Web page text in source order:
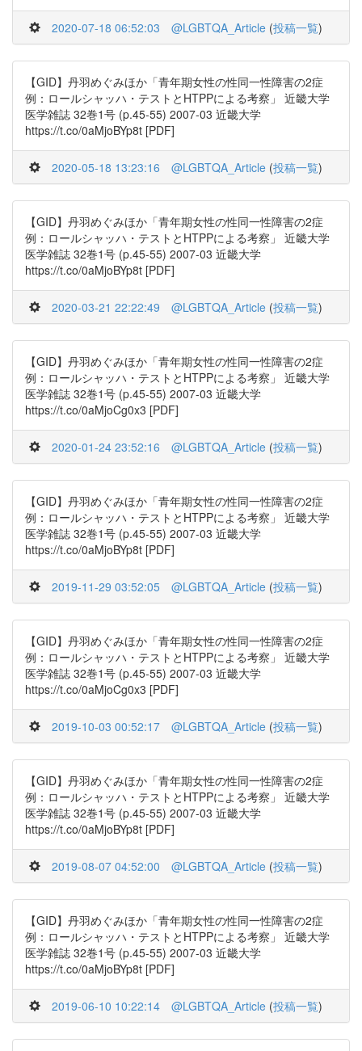
2020-07-18 06:52:03 @LGBTQA_Article (投稿一覧)
【GID】丹羽めぐみほか「青年期女性の性同一性障害の2症
例：ロールシャッハ・テストとHTPPによる考察」 近畿大学
医学雑誌 32巻1号 (p.45-55) 2007-03 近畿大学
https://t.co/0aMjoBYp8t [PDF]
2020-05-18 13:23:16 @LGBTQA_Article (投稿一覧)
【GID】丹羽めぐみほか「青年期女性の性同一性障害の2症
例：ロールシャッハ・テストとHTPPによる考察」 近畿大学
医学雑誌 32巻1号 (p.45-55) 2007-03 近畿大学
https://t.co/0aMjoBYp8t [PDF]
2020-03-21 22:22:49 @LGBTQA_Article (投稿一覧)
【GID】丹羽めぐみほか「青年期女性の性同一性障害の2症
例：ロールシャッハ・テストとHTPPによる考察」 近畿大学
医学雑誌 32巻1号 (p.45-55) 2007-03 近畿大学
https://t.co/0aMjoCg0x3 [PDF]
2020-01-24 23:52:16 @LGBTQA_Article (投稿一覧)
【GID】丹羽めぐみほか「青年期女性の性同一性障害の2症
例：ロールシャッハ・テストとHTPPによる考察」 近畿大学
医学雑誌 32巻1号 (p.45-55) 2007-03 近畿大学
https://t.co/0aMjoBYp8t [PDF]
2019-11-29 03:52:05 @LGBTQA_Article (投稿一覧)
【GID】丹羽めぐみほか「青年期女性の性同一性障害の2症
例：ロールシャッハ・テストとHTPPによる考察」 近畿大学
医学雑誌 32巻1号 (p.45-55) 2007-03 近畿大学
https://t.co/0aMjoCg0x3 [PDF]
2019-10-03 00:52:17 @LGBTQA_Article (投稿一覧)
【GID】丹羽めぐみほか「青年期女性の性同一性障害の2症
例：ロールシャッハ・テストとHTPPによる考察」 近畿大学
医学雑誌 32巻1号 (p.45-55) 2007-03 近畿大学
https://t.co/0aMjoBYp8t [PDF]
2019-08-07 04:52:00 @LGBTQA_Article (投稿一覧)
【GID】丹羽めぐみほか「青年期女性の性同一性障害の2症
例：ロールシャッハ・テストとHTPPによる考察」 近畿大学
医学雑誌 32巻1号 (p.45-55) 2007-03 近畿大学
https://t.co/0aMjoBYp8t [PDF]
2019-06-10 10:22:14 @LGBTQA_Article (投稿一覧)